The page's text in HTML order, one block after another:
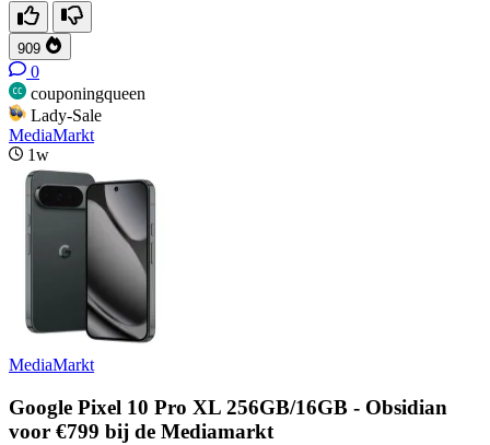
909
0
couponingqueen
Lady-Sale
MediaMarkt
1w
MediaMarkt
Google Pixel 10 Pro XL 256GB/16GB - Obsidian
voor €799 bij de Mediamarkt